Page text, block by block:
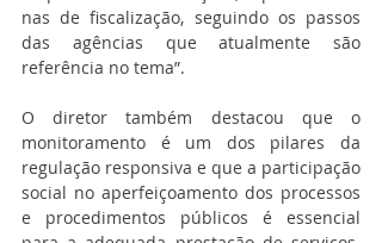
nas de fiscalização, seguindo os passos
das agências que atualmente são
referência no tema”.
O diretor também destacou que o
monitoramento é um dos pilares da
regulação responsiva e que a participação
social no aperfeiçoamento dos processos
e procedimentos públicos é essencial